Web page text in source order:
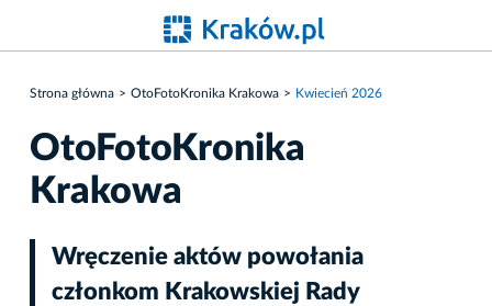
Strona główna OtoFotoKronika Krakowa Kwiecień 2026
OtoFotoKronika
Krakowa
Wręczenie aktów powołania
członkom Krakowskiej Rady